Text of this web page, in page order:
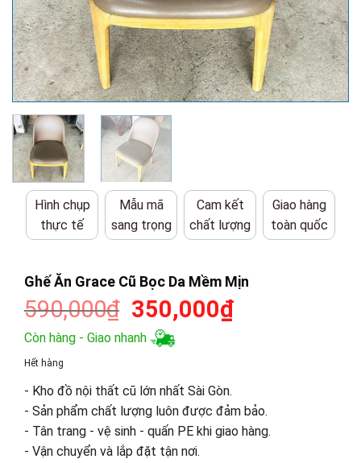
Hình chụp
thực tế
Mẫu mã
sang trọng
Cam kết
chất lượng
Giao hàng
toàn quốc
Ghế Ăn Grace Cũ Bọc Da Mềm Mịn
590,000₫ Giá
gốc
350,000₫Giá
350,000₫.
Còn hàng - Giao nhanh
Hết hàng
- Kho đồ nội thất cũ lớn nhất Sài Gòn.
- Sản phẩm chất lượng luôn được đảm bảo.
- Tân trang - vệ sinh - quấn PE khi giao hàng.
- Vận chuyển và lắp đặt tận nơi.